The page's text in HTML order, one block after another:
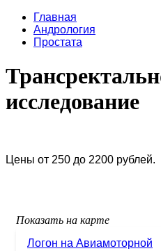
Главная
Андрология
Простата
исследование
Цены от 250 до 2200 рублей.
Показать на карте
Логон на Авиамоторной